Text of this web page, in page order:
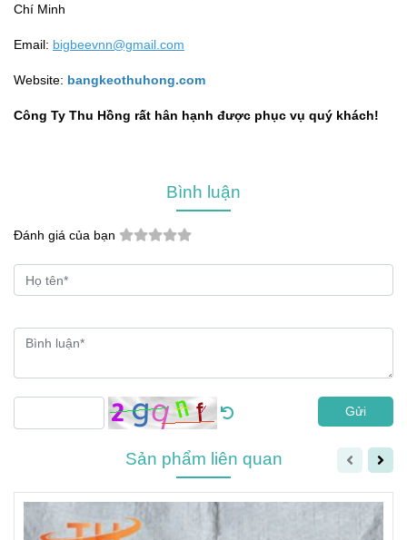
Chí Minh
Email: bigbeevnn@gmail.com
Website: bangkeothuhong.com
Công Ty Thu Hồng rất hân hạnh được phục vụ quý khách!
Bình luận
Đánh giá của bạn
Gửi
Sản phẩm liên quan